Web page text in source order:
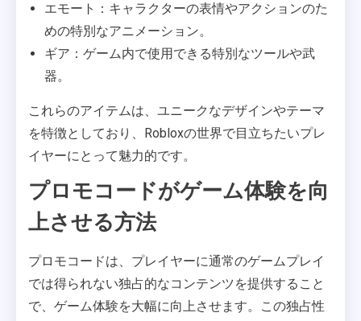
エモート：キャラクターの表情やアクションのた
めの特別なアニメーション。
ギア：ゲーム内で使用できる特別なツールや武
器。
これらのアイテムは、ユニークなデザインやテーマ
を特徴としており、Robloxの世界で目立ちたいプレ
イヤーにとって魅力的です。
プロモコードがゲーム体験を向
上させる方法
プロモコードは、プレイヤーに通常のゲームプレイ
では得られない独占的なコンテンツを提供すること
で、ゲーム体験を大幅に向上させます。この独占性